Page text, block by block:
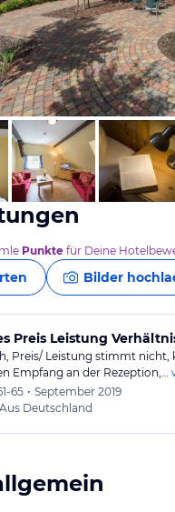
April 2017
Punkte für Deine
Bilder
Preis Leistung
Preis/ Leistung stimmt nicht,
Empfang an der Rezeption,…
65 • September 2019
Aus Deutschland